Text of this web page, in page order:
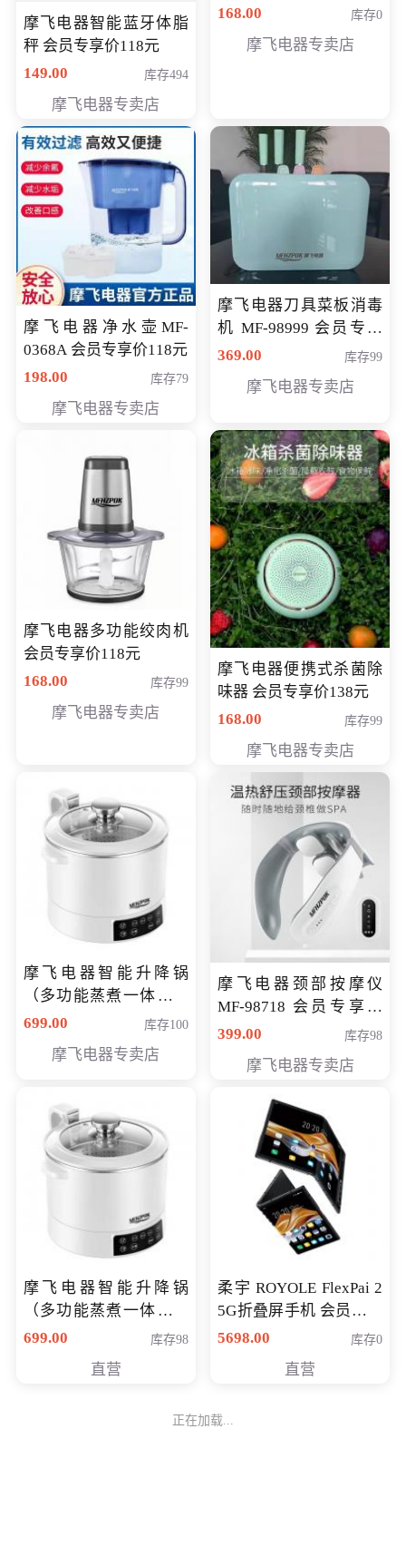
摩飞电器智能蓝牙体脂
秤 会员专享价118元
149.00
库存494
摩飞电器专卖店
享价138元
168.00 库存0
摩飞电器专卖店
摩飞电器净水壶MF-
0368A 会员专享价118元
198.00
库存79
摩飞电器专卖店
摩飞电器刀具菜板消毒
机 MF-98999 会员专享
价286元
369.00 库存99
摩飞电器专卖店
摩飞电器多功能绞肉机
会员专享价118元
168.00
库存99
摩飞电器专卖店
摩飞电器便携式杀菌除
味器 会员专享价138元
168.00
库存99
摩飞电器专卖店
摩飞电器智能升降锅
（多功能蒸煮一体锅）
（智能升降养生锅） 会
699.00 库存100
摩飞电器专卖店
摩飞电器颈部按摩仪
MF-98718 会员专享价
299元
399.00 库存98
摩飞电器专卖店
摩飞电器智能升降锅
（多功能蒸煮一体锅）
（智能升降养生锅） 会
699.00 库存98
直营
柔宇 ROYOLE FlexPai 2
5G折叠屏手机 会员专享
购买价格 4998元
5698.00 库存0
直营
正在加载...